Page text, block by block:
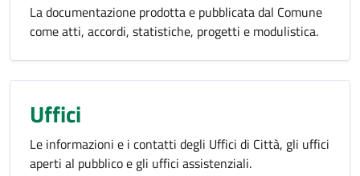
La documentazione prodotta e pubblicata dal Comune
come atti, accordi, statistiche, progetti e modulistica.
Uffici
Le informazioni e i contatti degli Uffici di Città, gli uffici
aperti al pubblico e gli uffici assistenziali.